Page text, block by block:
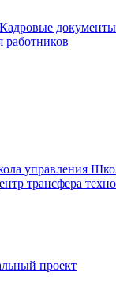
Кадровые
работников
управления
трансфера
проект